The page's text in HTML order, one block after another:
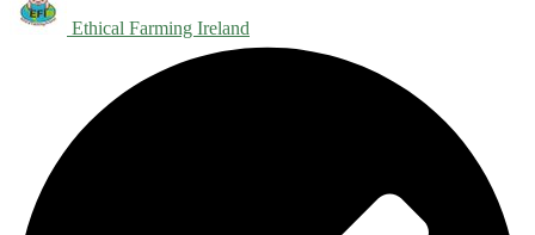
Ethical Farming Ireland